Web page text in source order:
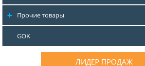
Прочие товары
GOK
ЛИДЕР ПРОДАЖ